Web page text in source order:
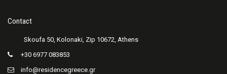
Contact
+30 6977 083853
info@residencegreece.gr